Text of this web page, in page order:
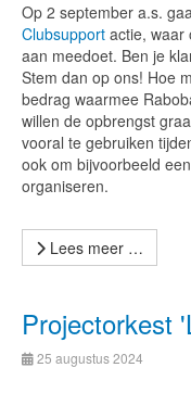
Op 2 september a.s.
Clubsupport actie, waar
aan meedoet. Ben je
Stem dan op ons! Hoe
bedrag waarmee
willen de opbrengst
vooral te gebruiken
ook om bijvoorbeeld
organiseren.
Lees meer …
Projectorkest
25 augustus 2024